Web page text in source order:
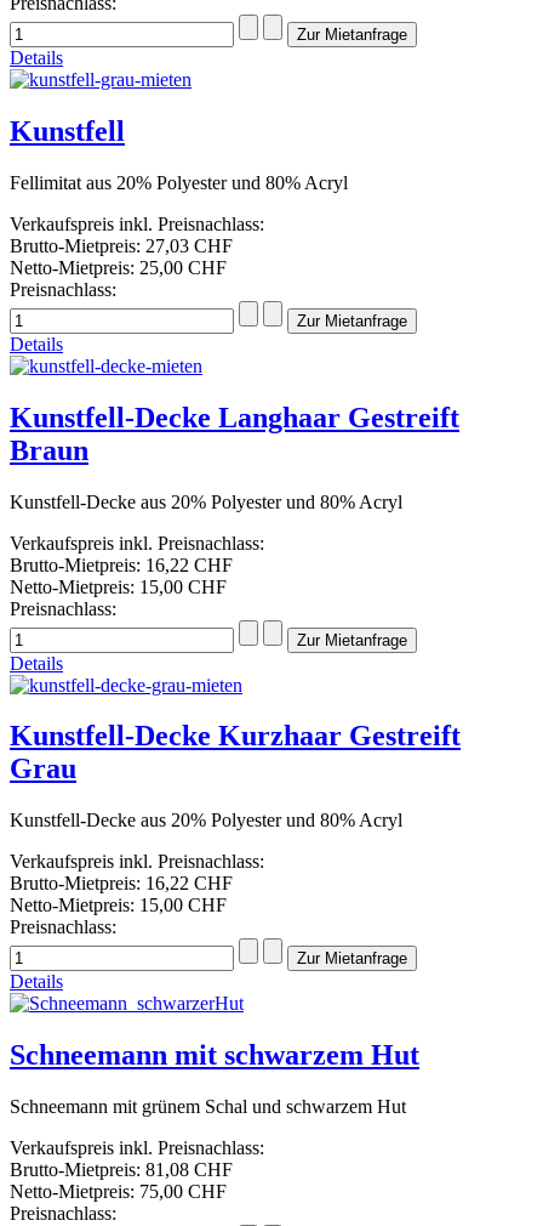
Details
Kunstfell
Fellimitat aus 20% Polyester und 80% Acryl
Verkaufspreis inkl. Preisnachlass:
Brutto-Mietpreis: 27,03 CHF
Netto-Mietpreis: 25,00 CHF
Preisnachlass:
Details
Kunstfell-Decke Langhaar Gestreift
Braun
Kunstfell-Decke aus 20% Polyester und 80% Acryl
Verkaufspreis inkl. Preisnachlass:
Brutto-Mietpreis: 16,22 CHF
Netto-Mietpreis: 15,00 CHF
Preisnachlass:
Details
Kunstfell-Decke Kurzhaar Gestreift
Grau
Kunstfell-Decke aus 20% Polyester und 80% Acryl
Verkaufspreis inkl. Preisnachlass:
Brutto-Mietpreis: 16,22 CHF
Netto-Mietpreis: 15,00 CHF
Preisnachlass:
Details
Schneemann mit schwarzem Hut
Schneemann mit grünem Schal und schwarzem Hut
Verkaufspreis inkl. Preisnachlass:
Brutto-Mietpreis: 81,08 CHF
Netto-Mietpreis: 75,00 CHF
Preisnachlass: